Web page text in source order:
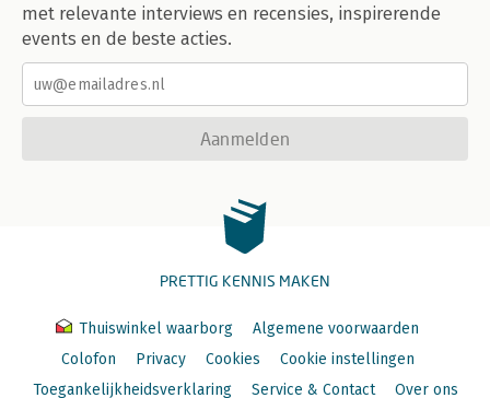
met relevante interviews en recensies, inspirerende
events en de beste acties.
Aanmelden
PRETTIG KENNIS MAKEN
Thuiswinkel waarborg
Algemene voorwaarden
Colofon
Privacy Cookies
Cookie instellingen
Toegankelijkheidsverklaring
Service & Contact Over ons